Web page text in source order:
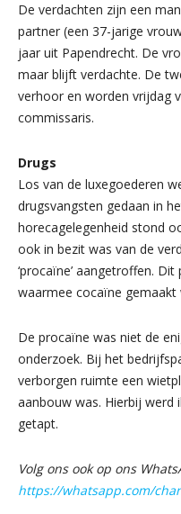
De verdachten zijn een
partner (een 37-jarige
jaar uit Papendrecht. De
maar blijft verdachte. De
verhoor en worden vrijdag
commissaris.
Drugs
Los van de luxegoederen
drugsvangsten gedaan in
horecagelegenheid stond
ook in bezit was van de
‘procaïne’ aangetroffen.
waarmee cocaïne gemaakt
De procaïne was niet de
onderzoek. Bij het
verborgen ruimte een
aanbouw was. Hierbij
getapt.
Volg ons ook op ons
https://whatsapp.com/